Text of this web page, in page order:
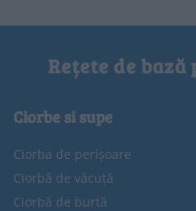
Rețete de
Ciorbe si supe
Ciorba de perișoare
Ciorbă de văcuță
Ciorbă de burtă